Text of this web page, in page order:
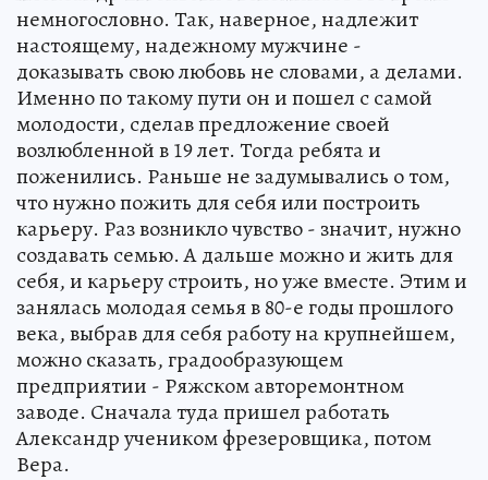
немногословно. Так, наверное, надлежит
настоящему, надежному мужчине -
доказывать свою любовь не словами, а делами.
Именно по такому пути он и пошел с самой
молодости, сделав предложение своей
возлюбленной в 19 лет. Тогда ребята и
поженились. Раньше не задумывались о том,
что нужно пожить для себя или построить
карьеру. Раз возникло чувство - значит, нужно
создавать семью. А дальше можно и жить для
себя, и карьеру строить, но уже вместе. Этим и
занялась молодая семья в 80-е годы прошлого
века, выбрав для себя работу на крупнейшем,
можно сказать, градообразующем
предприятии - Ряжском авторемонтном
заводе. Сначала туда пришел работать
Александр учеником фрезеровщика, потом
Вера.